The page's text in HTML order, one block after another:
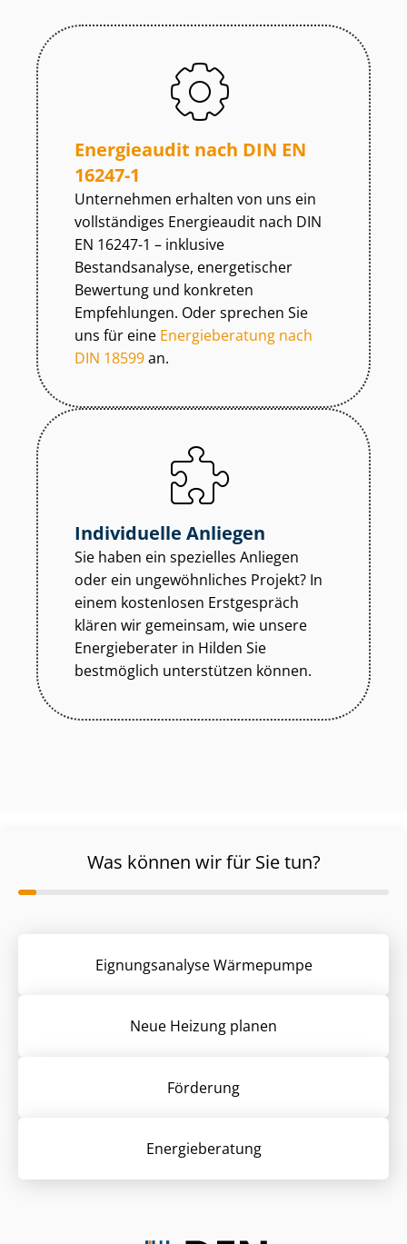
Energieaudit nach DIN EN
16247-1
Unternehmen erhalten von uns ein
vollständiges Energieaudit nach DIN
EN 16247-1 – inklusive
Bestandsanalyse, energetischer
Bewertung und konkreten
Empfehlungen. Oder sprechen Sie
uns für eine Energieberatung nach
DIN 18599an.
Individuelle Anliegen
Sie haben ein spezielles Anliegen
oder ein ungewöhnliches Projekt? In
einem kostenlosen Erstgespräch
klären wir gemeinsam, wie unsere
Energieberater in Hilden Sie
bestmöglich unterstützen können.
Was können wir für Sie tun?
Eignungsanalyse Wärmepumpe
Neue Heizung planen
Förderung
Energieberatung